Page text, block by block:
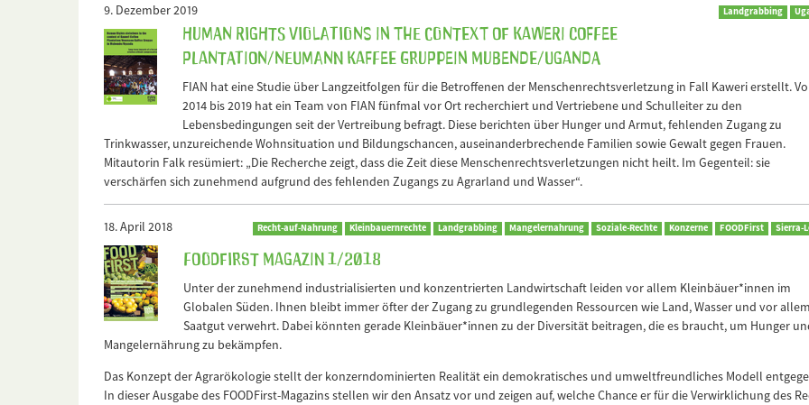
9. Dezember 2019 Landgrabbing
Human Rights violations in the context of Kaweri Coffee
Plantation/Neumann Kaffee Gruppein Mubende/Uganda
FIAN hat eine Studie über Langzeitfolgen für die Betroffenen der Menschenrechtsverletzung in Fall Kaweri erstellt.
2014 bis 2019 hat ein Team von FIAN fünfmal vor Ort recherchiert und Vertriebene und Schulleiter zu den
Lebensbedingungen seit der Vertreibung befragt. Diese berichten über Hunger und Armut, fehlenden Zugang zu
Trinkwasser, unzureichende Wohnsituation und Bildungschancen, auseinanderbrechende Familien sowie Gewalt gegen Frauen.
Mitautorin Falk resümiert: „Die Recherche zeigt, dass die Zeit diese Menschenrechtsverletzungen nicht heilt. Im Gegenteil: sie
verschärfen sich zunehmend aufgrund des fehlenden Zugangs zu Agrarland und Wasser“.
18. April 2018 Recht-auf-Nahrung Kleinbauernrechte Landgrabbing Mangelernahrung Soziale-Rechte Konzerne FOODFirst Sierra-
FOODFirst Magazin 1/2018
Unter der zunehmend industrialisierten und konzentrierten Landwirtschaft leiden vor allem Kleinbäuer*innen im
Globalen Süden. Ihnen bleibt immer öfter der Zugang zu grundlegenden Ressourcen wie Land, Wasser und vor allem
Saatgut verwehrt. Dabei könnten gerade Kleinbäuer*innen zu der Diversität beitragen, die es braucht, um Hunger
Mangelernährung zu bekämpfen.
Das Konzept der Agrarökologie stellt der konzerndominierten Realität ein demokratisches und umweltfreundliches Modell
In dieser Ausgabe des FOODFirst-Magazins stellen wir den Ansatz vor und zeigen auf, welche Chance er für die Verwirklichung des